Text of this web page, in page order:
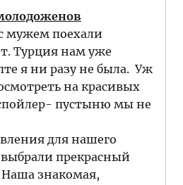
мужем поехали
Турция нам уже
я ни разу не была. Уж
на красивых
пустыню мы не
для нашего
прекрасный
знакомая,